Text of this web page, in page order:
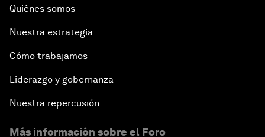
Quiénes somos
Nuestra estrategia
Cómo trabajamos
Liderazgo y gobernanza
Nuestra repercusión
Más información sobre el Foro